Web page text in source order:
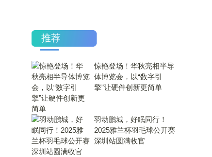
推荐
惊艳登场！华秋亮相半导
体博览会，以“数字引
擎”让硬件创新更简单
羽动鹏城，好眠同行！
2025雅兰杯羽毛球公开赛
深圳站圆满收官